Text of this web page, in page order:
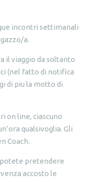
incontri settimanali
a.
il viaggio da soltanto
(nel fatto di notifica
di piu la motto di
on line, ciascuno
qualsivoglia. Gli
Coach.
pretendere
accosto le